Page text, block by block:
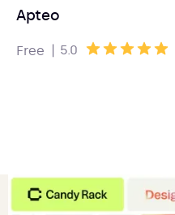
Apteo
Free | 5.0